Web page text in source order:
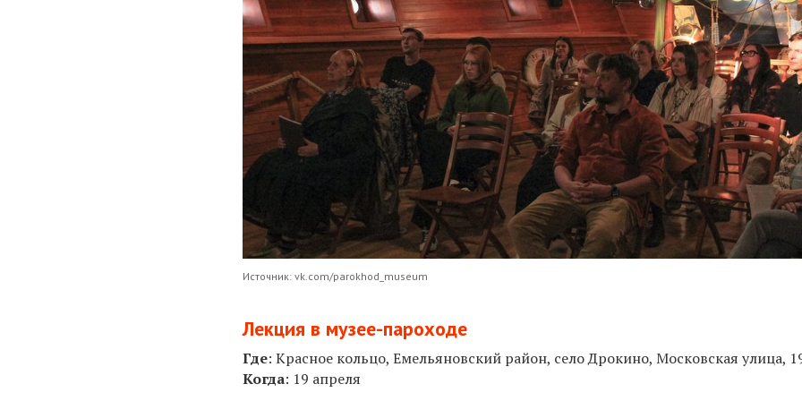
Источник: vk.com/parokhod_museum
Лекция в музее-пароходе
Где: Красное кольцо, Емельяновский район, село Дрокино, Московская улица,
Когда: 19 апреля